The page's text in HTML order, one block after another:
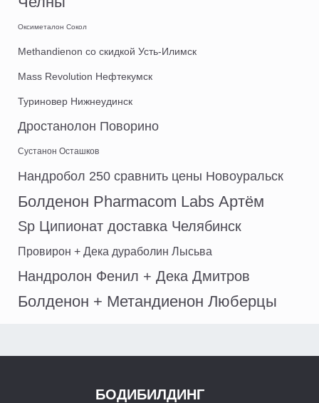
Оксиметалон Сокол
Methandienon со скидкой Усть-Илимск
Mass Revolution Нефтекумск
Туриновер Нижнеудинск
Дростанолон Поворино
Сустанон Осташков
Нандробол 250 сравнить цены Новоуральск
Болденон Pharmacom Labs Артём
Sp Ципионат доставка Челябинск
Провирон + Дека дураболин Лысьва
Нандролон Фенил + Дека Дмитров
Болденон + Метандиенон Люберцы
БОДИБИЛДИНГ